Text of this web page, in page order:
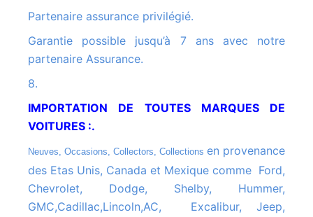
Partenaire assurance privilégié.
Garantie possible jusqu’à 7 ans avec notre
partenaire Assurance.
8.
IMPORTATION DE TOUTES MARQUES DE
VOITURES :.
Neuves, Occasions, Collectors, Collections en provenance
des Etas Unis, Canada et Mexique comme Ford,
Chevrolet, Dodge, Shelby, Hummer,
GMC,Cadillac,Lincoln,AC, Excalibur, Jeep,